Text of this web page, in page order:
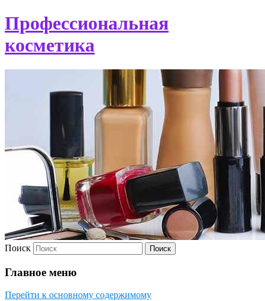
Профессиональная
косметика
Поиск
Главное меню
Перейти к основному содержимому